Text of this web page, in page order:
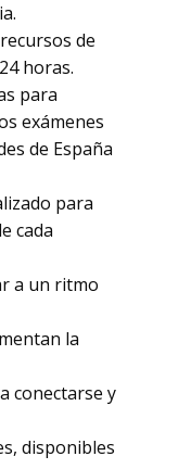
de
horas.
para
exámenes
de España
para
cada
a un ritmo
la
conectarse y
disponibles